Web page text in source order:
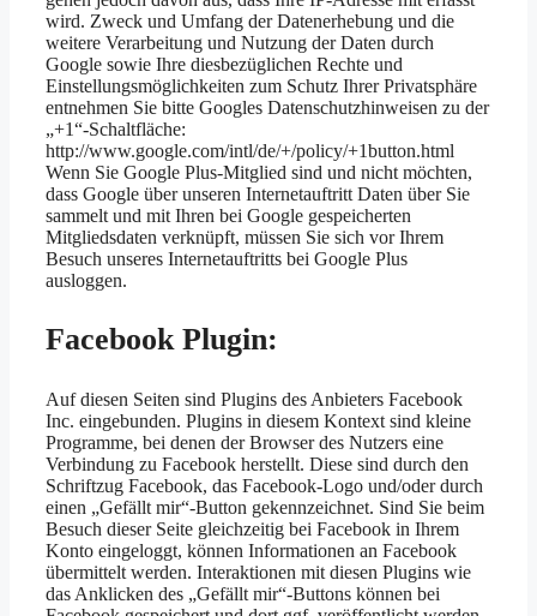
wird. Zweck und Umfang der Datenerhebung und die
weitere Verarbeitung und Nutzung der Daten durch
Google sowie Ihre diesbezüglichen Rechte und
Einstellungsmöglichkeiten zum Schutz Ihrer Privatsphäre
entnehmen Sie bitte Googles Datenschutzhinweisen zu der
„+1“-Schaltfläche:
http://www.google.com/intl/de/+/policy/+1button.html
Wenn Sie Google Plus-Mitglied sind und nicht möchten,
dass Google über unseren Internetauftritt Daten über Sie
sammelt und mit Ihren bei Google gespeicherten
Mitgliedsdaten verknüpft, müssen Sie sich vor Ihrem
Besuch unseres Internetauftritts bei Google Plus
ausloggen.
Facebook Plugin:
Auf diesen Seiten sind Plugins des Anbieters Facebook
Inc. eingebunden. Plugins in diesem Kontext sind kleine
Programme, bei denen der Browser des Nutzers eine
Verbindung zu Facebook herstellt. Diese sind durch den
Schriftzug Facebook, das Facebook-Logo und/oder durch
einen „Gefällt mir“-Button gekennzeichnet. Sind Sie beim
Besuch dieser Seite gleichzeitig bei Facebook in Ihrem
Konto eingeloggt, können Informationen an Facebook
übermittelt werden. Interaktionen mit diesen Plugins wie
das Anklicken des „Gefällt mir“-Buttons können bei